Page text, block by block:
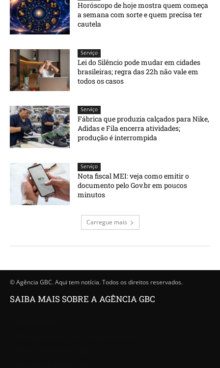
Horóscopo de hoje mostra quem começa
a semana com sorte e quem precisa ter
cautela
Serviço
Lei do Silêncio pode mudar em cidades
brasileiras; regra das 22h não vale em
todos os casos
Serviço
Fábrica que produzia calçados para Nike,
Adidas e Fila encerra atividades;
produção é interrompida
Serviço
Nota fiscal MEI: veja como emitir o
documento pelo Gov.br em poucos
minutos
Carregue mais
© Agência GBC. Aqui tem notícia. Todos os direitos reservados.
SAIBA MAIS SOBRE A AGÊNCIA GBC